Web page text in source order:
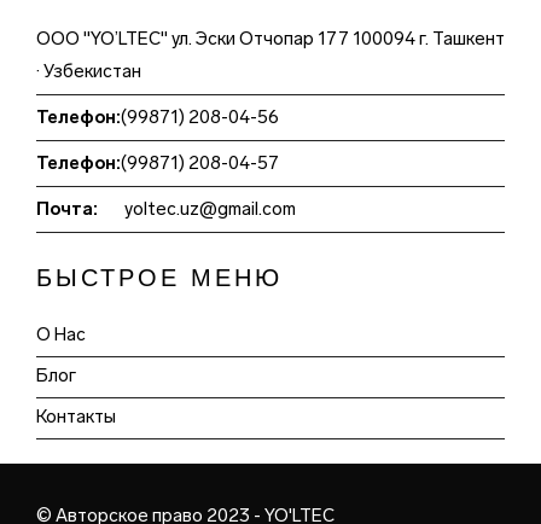
ООО "YO’LTEC" ул. Эски Отчопар 177 100094 г. Ташкент
· Узбекистан
Телефон:(99871) 208-04-56
Телефон:(99871) 208-04-57
Почта: yoltec.uz@gmail.com
БЫСТРОЕ МЕНЮ
О Нас
Блог
Контакты
© Авторское право 2023 - YO'LTEC